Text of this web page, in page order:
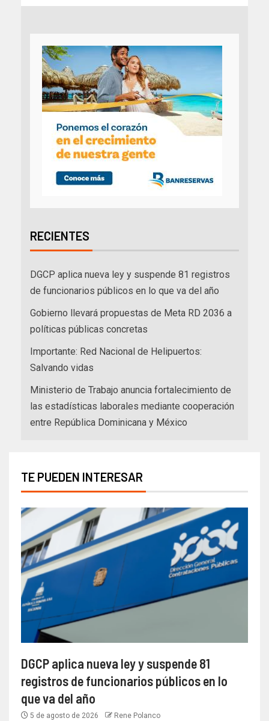
RECIENTES
DGCP aplica nueva ley y suspende 81 registros
de funcionarios públicos en lo que va del año
Gobierno llevará propuestas de Meta RD 2036 a
políticas públicas concretas
Importante: Red Nacional de Helipuertos:
Salvando vidas
Ministerio de Trabajo anuncia fortalecimiento de
las estadísticas laborales mediante cooperación
entre República Dominicana y México
TE PUEDEN INTERESAR
DGCP aplica nueva ley y suspende 81
registros de funcionarios públicos en lo
que va del año
5 de agosto de 2026 Rene Polanco